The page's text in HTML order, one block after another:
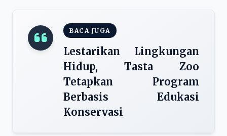
BACA JUGA
Lestarikan Lingkungan
Hidup, Tasta Zoo
Tetapkan Program
Berbasis Edukasi
Konservasi